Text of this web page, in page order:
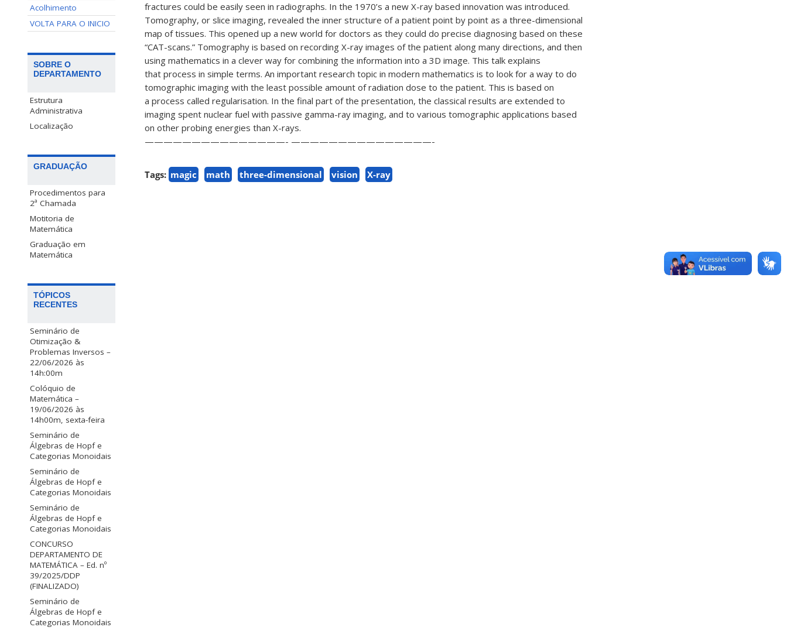
Acolhimento
VOLTA PARA O INICIO
SOBRE O
DEPARTAMENTO
Estrutura
Administrativa
Localização
GRADUAÇÃO
Procedimentos para
2ª Chamada
Motitoria de
Matemática
Graduação em
Matemática
TÓPICOS
RECENTES
Seminário de
Otimização &
Problemas Inversos –
22/06/2026 às
14h:00m
Colóquio de
Matemática –
19/06/2026 às
14h00m, sexta-feira
Seminário de
Álgebras de Hopf e
Categorias Monoidais
Seminário de
Álgebras de Hopf e
Categorias Monoidais
Seminário de
Álgebras de Hopf e
Categorias Monoidais
CONCURSO
DEPARTAMENTO DE
MATEMÁTICA – Ed. nº
39/2025/DDP
(FINALIZADO)
Seminário de
Álgebras de Hopf e
Categorias Monoidais
fractures could be easily seen in radiographs. In the 1970’s a new X-ray based innovation was introduced.
Tomography, or slice imaging, revealed the inner structure of a patient point by point as a three-dimensional
map of tissues. This opened up a new world for doctors as they could do precise diagnosing based on these
“CAT-scans.” Tomography is based on recording X-ray images of the patient along many directions, and then
using mathematics in a clever way for combining the information into a 3D image. This talk explains
that process in simple terms. An important research topic in modern mathematics is to look for a way to do
tomographic imaging with the least possible amount of radiation dose to the patient. This is based on
a process called regularisation. In the final part of the presentation, the classical results are extended to
imaging spent nuclear fuel with passive gamma-ray imaging, and to various tomographic applications based
on other probing energies than X-rays.
———————————————- ———————————————-
Tags: magic math three-dimensional vision X-ray